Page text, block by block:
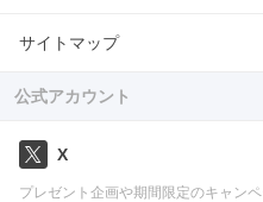
サイトマップ
公式アカウント
X
プレゼント企画や期間限定のキャン